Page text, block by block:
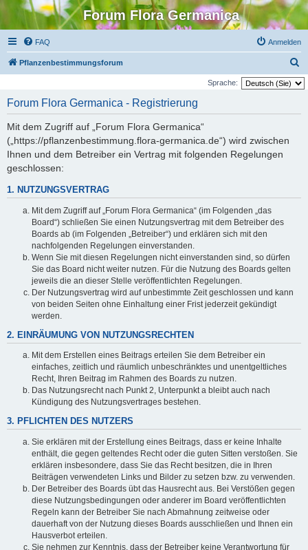
Forum Flora Germanica
FAQ Anmelden
Pflanzenbestimmungsforum
u
Sprache:
Forum Flora Germanica - Registrierung
Mit dem Zugriff auf „Forum Flora Germanica“
(„https://pflanzenbestimmung.flora-germanica.de“) wird zwischen
Ihnen und dem Betreiber ein Vertrag mit folgenden Regelungen
geschlossen:
1. NUTZUNGSVERTRAG
Mit dem Zugriff auf „Forum Flora Germanica“ (im Folgenden „das
Board“) schließen Sie einen Nutzungsvertrag mit dem Betreiber des
Boards ab (im Folgenden „Betreiber“) und erklären sich mit den
nachfolgenden Regelungen einverstanden.
Wenn Sie mit diesen Regelungen nicht einverstanden sind, so dürfen
Sie das Board nicht weiter nutzen. Für die Nutzung des Boards gelten
jeweils die an dieser Stelle veröffentlichten Regelungen.
Der Nutzungsvertrag wird auf unbestimmte Zeit geschlossen und kann
von beiden Seiten ohne Einhaltung einer Frist jederzeit gekündigt
werden.
2. EINRÄUMUNG VON NUTZUNGSRECHTEN
Mit dem Erstellen eines Beitrags erteilen Sie dem Betreiber ein
einfaches, zeitlich und räumlich unbeschränktes und unentgeltliches
Recht, Ihren Beitrag im Rahmen des Boards zu nutzen.
Das Nutzungsrecht nach Punkt 2, Unterpunkt a bleibt auch nach
Kündigung des Nutzungsvertrages bestehen.
3. PFLICHTEN DES NUTZERS
Sie erklären mit der Erstellung eines Beitrags, dass er keine Inhalte
enthält, die gegen geltendes Recht oder die guten Sitten verstoßen. Sie
erklären insbesondere, dass Sie das Recht besitzen, die in Ihren
Beiträgen verwendeten Links und Bilder zu setzen bzw. zu verwenden.
Der Betreiber des Boards übt das Hausrecht aus. Bei Verstößen gegen
diese Nutzungsbedingungen oder anderer im Board veröffentlichten
Regeln kann der Betreiber Sie nach Abmahnung zeitweise oder
dauerhaft von der Nutzung dieses Boards ausschließen und Ihnen ein
Hausverbot erteilen.
Sie nehmen zur Kenntnis, dass der Betreiber keine Verantwortung für